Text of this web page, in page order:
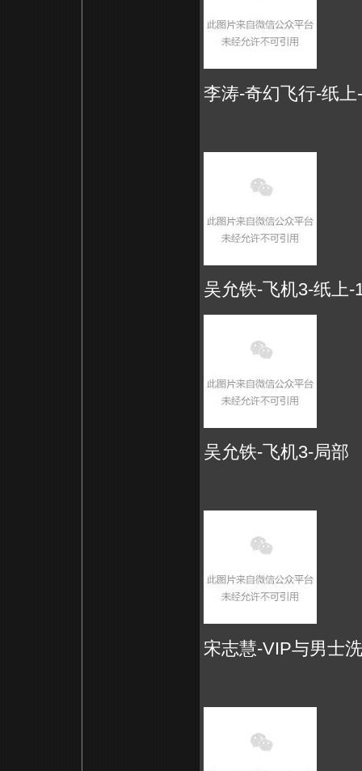
李涛-奇幻飞行-纸
吴允铁-飞机3-纸上-
吴允铁-飞机3-局部
宋志慧-VIP与男士